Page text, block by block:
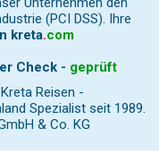
(PCI DSS). Ihre
kreta.com
Check - geprüft
Reisen -
Spezialist seit 1989.
& Co. KG